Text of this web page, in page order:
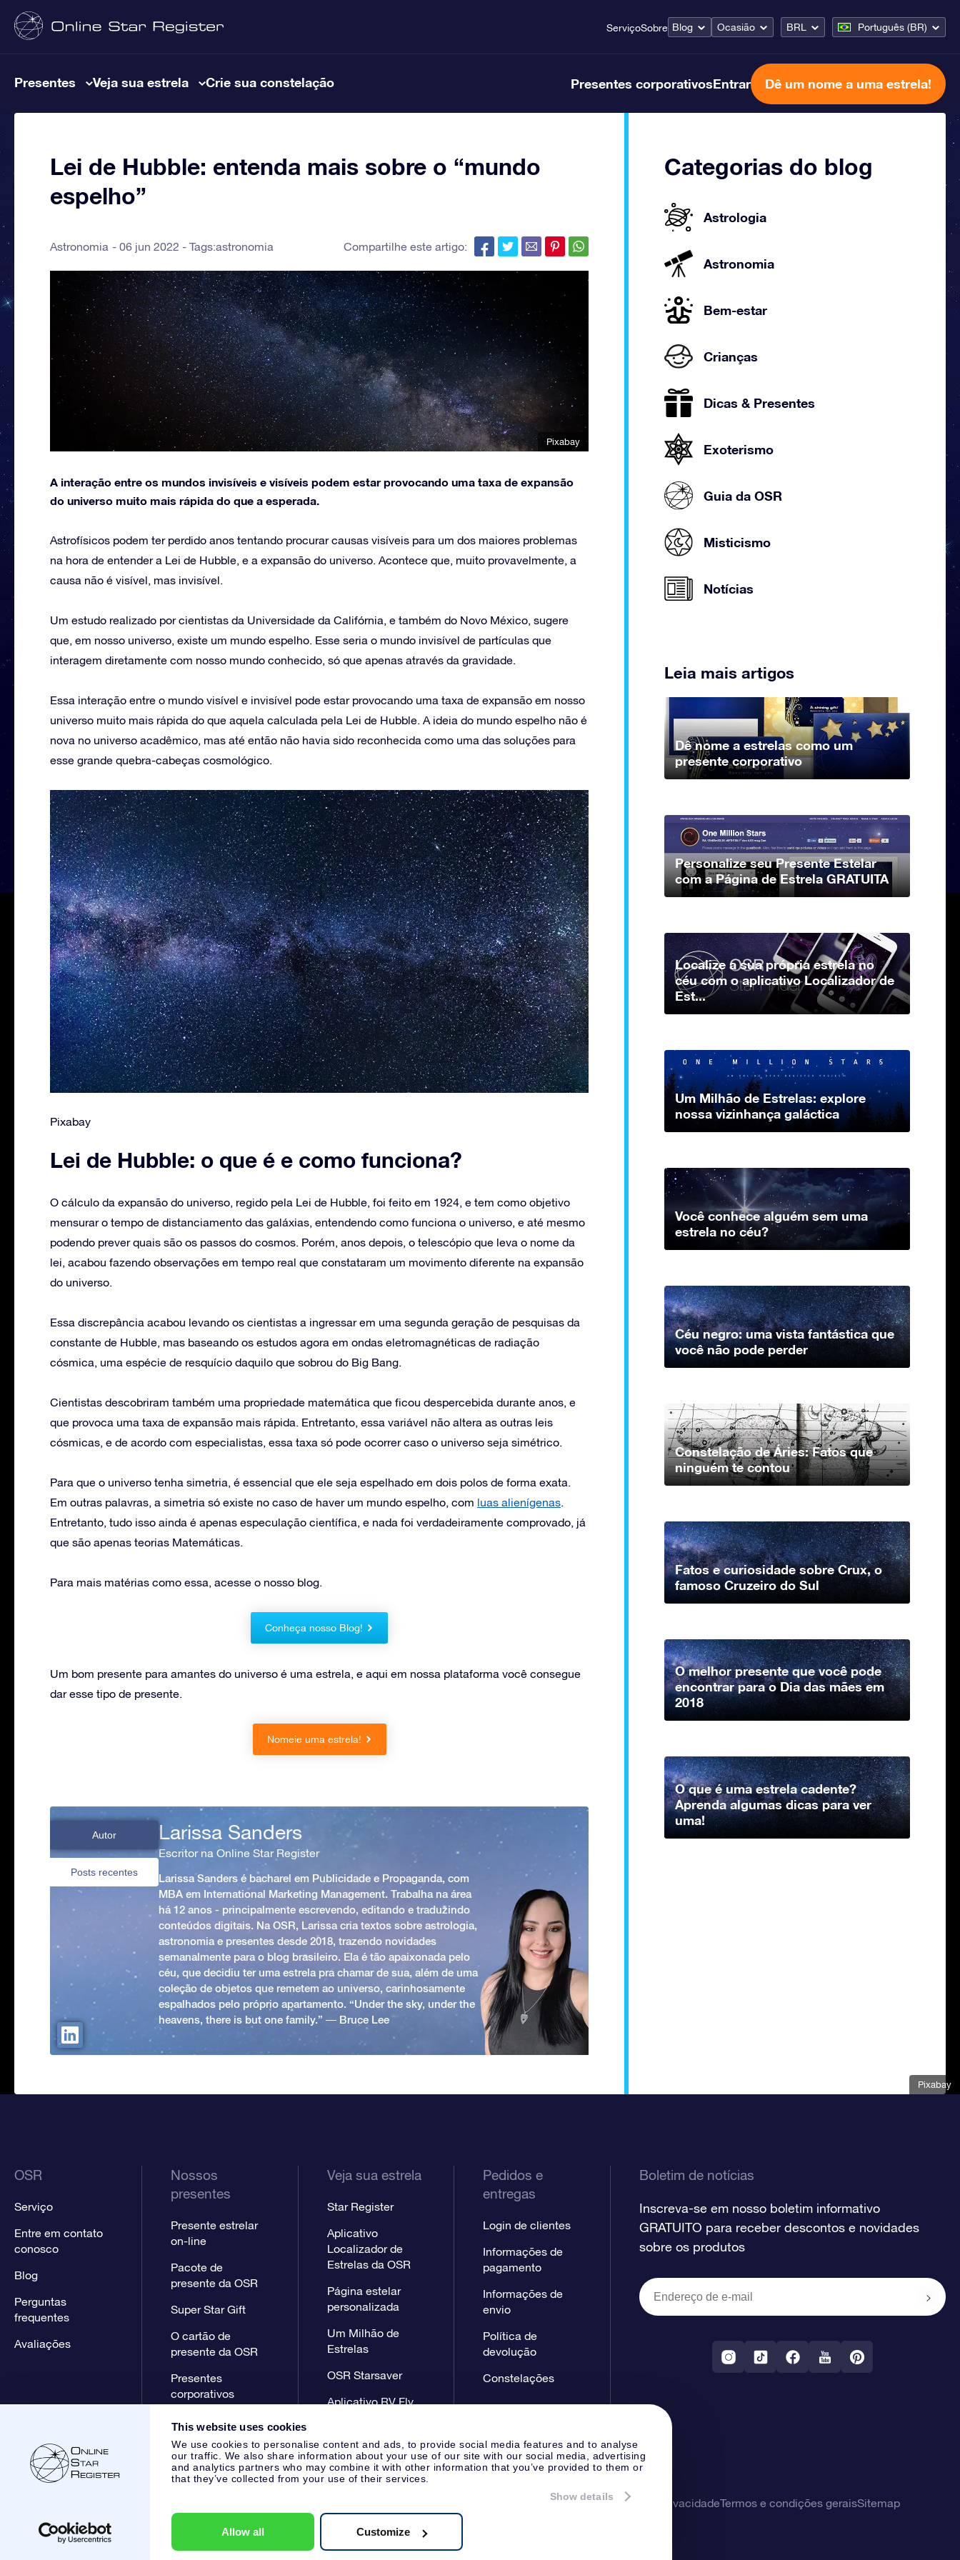
This website uses cookies
We use cookies to personalise content and ads, to provide social media features and to analyse
our traffic. We also share information about your use of our site with our social media, advertising
and analytics partners who may combine it with other information that you’ve provided to them or
that they’ve collected from your use of their services.
Show details
Allow all Customize
ServiçoSobre Blog Ocasião BRL Português (BR)
Presentes Veja sua estrela Crie sua constelação Presentes corporativosEntrar Dê um nome a uma estrela!
Lei de Hubble: entenda mais sobre o “mundo
espelho”
Astronomia 06 jun 2022 - Tags:astronomia Compartilhe este artigo:
Pixabay
A interação entre os mundos invisíveis e visíveis podem estar provocando uma taxa de expansão
do universo muito mais rápida do que a esperada.
Astrofísicos podem ter perdido anos tentando procurar causas visíveis para um dos maiores problemas
na hora de entender a Lei de Hubble, e a expansão do universo. Acontece que, muito provavelmente, a
causa não é visível, mas invisível.
Um estudo realizado por cientistas da Universidade da Califórnia, e também do Novo México, sugere
que, em nosso universo, existe um mundo espelho. Esse seria o mundo invisível de partículas que
interagem diretamente com nosso mundo conhecido, só que apenas através da gravidade.
Essa interação entre o mundo visível e invisível pode estar provocando uma taxa de expansão em nosso
universo muito mais rápida do que aquela calculada pela Lei de Hubble. A ideia do mundo espelho não é
nova no universo acadêmico, mas até então não havia sido reconhecida como uma das soluções para
esse grande quebra-cabeças cosmológico.
Pixabay
Pixabay
Lei de Hubble: o que é e como funciona?
O cálculo da expansão do universo, regido pela Lei de Hubble, foi feito em 1924, e tem como objetivo
mensurar o tempo de distanciamento das galáxias, entendendo como funciona o universo, e até mesmo
podendo prever quais são os passos do cosmos. Porém, anos depois, o telescópio que leva o nome da
lei, acabou fazendo observações em tempo real que constataram um movimento diferente na expansão
do universo.
Essa discrepância acabou levando os cientistas a ingressar em uma segunda geração de pesquisas da
constante de Hubble, mas baseando os estudos agora em ondas eletromagnéticas de radiação
cósmica, uma espécie de resquício daquilo que sobrou do Big Bang.
Cientistas descobriram também uma propriedade matemática que ficou despercebida durante anos, e
que provoca uma taxa de expansão mais rápida. Entretanto, essa variável não altera as outras leis
cósmicas, e de acordo com especialistas, essa taxa só pode ocorrer caso o universo seja simétrico.
Para que o universo tenha simetria, é essencial que ele seja espelhado em dois polos de forma exata.
Em outras palavras, a simetria só existe no caso de haver um mundo espelho, com luas alienígenas.
Entretanto, tudo isso ainda é apenas especulação científica, e nada foi verdadeiramente comprovado, já
que são apenas teorias Matemáticas.
Para mais matérias como essa, acesse o nosso blog.
Conheça nosso Blog!
Um bom presente para amantes do universo é uma estrela, e aqui em nossa plataforma você consegue
dar esse tipo de presente.
Nomeie uma estrela!
Autor
Posts recentes
Larissa Sanders
Escritor na Online Star Register
Larissa Sanders é bacharel em Publicidade e Propaganda, com
MBA em International Marketing Management. Trabalha na área
há 12 anos - principalmente escrevendo, editando e traduzindo
conteúdos digitais. Na OSR, Larissa cria textos sobre astrologia,
astronomia e presentes desde 2018, trazendo novidades
semanalmente para o blog brasileiro. Ela é tão apaixonada pelo
céu, que decidiu ter uma estrela pra chamar de sua, além de uma
coleção de objetos que remetem ao universo, carinhosamente
espalhados pelo próprio apartamento. “Under the sky, under the
heavens, there is but one family.” ― Bruce Lee
Categorias do blog
Astrologia
Astronomia
Bem-estar
Crianças
Dicas & Presentes
Exoterismo
Guia da OSR
Misticismo
Notícias
Leia mais artigos
Dê nome a estrelas como um
presente corporativo
Personalize seu Presente Estelar
com a Página de Estrela GRATUITA
Localize a sua própria estrela no
céu com o aplicativo Localizador de
Est...
Um Milhão de Estrelas: explore
nossa vizinhança galáctica
Você conhece alguém sem uma
estrela no céu?
Céu negro: uma vista fantástica que
você não pode perder
Constelação de Áries: Fatos que
ninguém te contou
Fatos e curiosidade sobre Crux, o
famoso Cruzeiro do Sul
O melhor presente que você pode
encontrar para o Dia das mães em
2018
O que é uma estrela cadente?
Aprenda algumas dicas para ver
uma!
OSR
Serviço
Entre em contato
conosco
Blog
Perguntas
frequentes
Avaliações
Nossos
presentes
Presente estrelar
on-line
Pacote de
presente da OSR
Super Star Gift
O cartão de
presente da OSR
Presentes
corporativos
Veja sua estrela
Star Register
Aplicativo
Localizador de
Estrelas da OSR
Página estelar
personalizada
Um Milhão de
Estrelas
OSR Starsaver
Aplicativo RV Fly
Pedidos e
entregas
Login de clientes
Informações de
pagamento
Informações de
envio
Política de
devolução
Constelações
Boletim de notícias
Inscreva-se em nosso boletim informativo
GRATUITO para receber descontos e novidades
sobre os produtos
Atendimento ao cliente:
KVK: 60333553, VAT: NL 8538.62.722B01
Página de imprensaDeclaração de privacidadeTermos e condições geraisSitemap